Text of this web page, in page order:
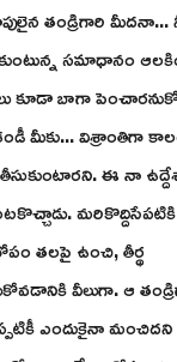
తండ్రిగారి మీదనా...
సమాధానం
కూడా బాగా
మీకు... విశ్రాంతిగా
ఈ నా
మరికొద్దిసేపటికి
తలపై ఉంచి, తీర్థ
వీలుగా. ఆ
ఎందుకైనా మంచిదని